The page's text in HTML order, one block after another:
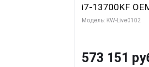
i7-13700KF
7, C16 8EC/
Turbo/ 960 ГБ
Модель: KW-Live0102
573 151